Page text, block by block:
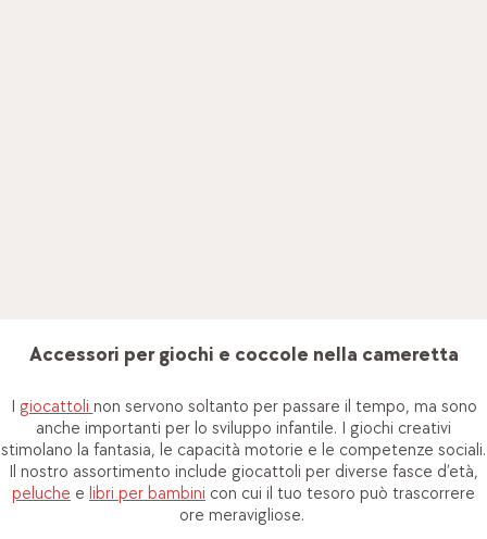
Accessori per giochi e coccole nella cameretta
I giocattoli non servono soltanto per passare il tempo, ma sono
anche importanti per lo sviluppo infantile. I giochi creativi
stimolano la fantasia, le capacità motorie e le competenze sociali.
Il nostro assortimento include giocattoli per diverse fasce d’età,
peluche e libri per bambini con cui il tuo tesoro può trascorrere
ore meravigliose.